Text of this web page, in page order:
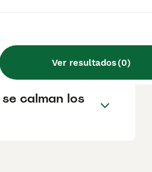
Ver resultados(0)
un
calman los